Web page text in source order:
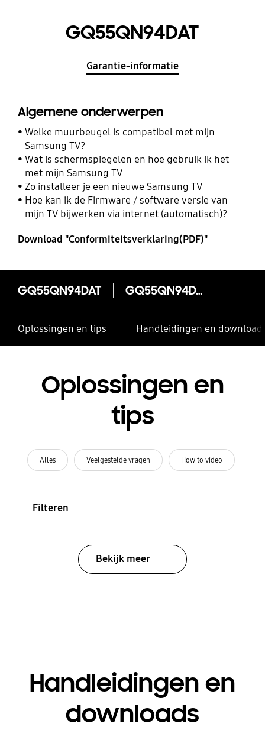
GQ55QN94DAT
Garantie-informatie
Algemene onderwerpen
Welke muurbeugel is compatibel met mijn
Samsung TV?
Wat is schermspiegelen en hoe gebruik ik het
met mijn Samsung TV
Zo installeer je een nieuwe Samsung TV
Hoe kan ik de Firmware / software versie van
mijn TV bijwerken via internet (automatisch)?
Download "Conformiteitsverklaring(PDF)"
GQ55QN94DAT GQ55QN94DAT
Oplossingen en tips Handleidingen en
Oplossingen en
tips
Alles Veelgestelde vragen How to video
Filteren
Bekijk meer
Handleidingen en
downloads